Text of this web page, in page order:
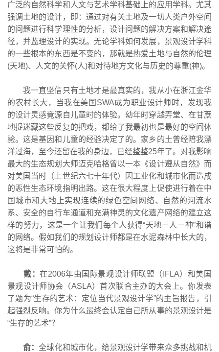
广泛的自然科学和人文与艺术学科基础上的应用学科。尤其
强调土地的设计，即：通过对有关土地及一切人类户外空间
的问题进行科学理性的分析，设计问题的解决方案和解决途
径，并监理设计的实现。无论学科如何发展，景观设计学科
的一些根本的东西是不变的，那就是热爱土地与自然的伦理
(天地)、人文的关怀(人)和对待地方文化与历史的尊重(神)。
我一直坚信只有土地才是最真实的，我从小在浙江金华
的农村长大，当我在美国SWA成为职业设计师时，发现我
的设计灵感竟源自儿童时的体验。幼年时穿越弄堂、在甘蔗
地捉迷藏这些反复的把戏，都给了我最初也是最好的空间体
验。这是基因和儿童的经验决定了的。家乡的土曾经陪我漂
洋过海，至今还留在我的身边，已经整整25年了。对我影响
最大的生态规划大师迈克哈格曾以一本《设计遵从自然》而
对美国当时（上世纪六七十年代）因工业化和城市化而造成
的恶性生态环境指明出路。这在很大程度上促使进行着在中
国城市和大地上实现连续的绿色空间网络、自然的河流水
系、安全的自行车通道和充满神灵的文化遗产网络的建立这
样的努力，这是一个让我们每个人获得“天地－人－神”和谐
的网络。假如我们的规划设计师都是在水泥森林中长大的，
这将是非常可怕的。
戴：在2006年由国际景观设计师联盟（IFLA）和美国
景观设计师协会（ASLA）首次联合主办的大会上。你发表
了题为“生存的艺术：定位当代景观设计学”的主旨报告，引
起强烈反响。你为什么最终会认定自己所从事的景观设计是
“生存的艺术”？
俞：全球化和城市化，给景观设计学带来众多挑战和机